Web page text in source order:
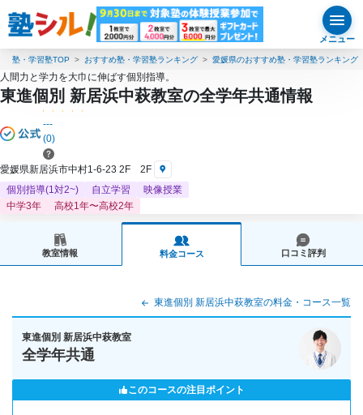
メニュー
塾・学習塾TOP おすすめ塾・学習塾ランキング 愛媛県のおすすめ塾・学習塾ランキング
人間力と学力を大巾に伸ばす個別指導。
東進個別 新居浜中萩教室の全学年共通情報
---
(0)
愛媛県新居浜市中村1-6-23 2F 2F
個別指導(1対2~)
自立学習
映像授業
中学3年
高校1年〜高校2年
教室情報 料金コース 口コミ評判
東進個別 新居浜中萩教室の料金・コース一覧
東進個別 新居浜中萩教室
全学年共通
このコースの注目ポイント